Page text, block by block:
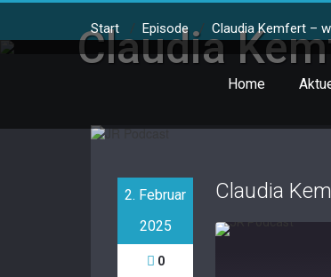
Skip
content
Home
Claudia
Start / Episode / Claudia Kemfert –
2. Februar
2025
0
Claudia